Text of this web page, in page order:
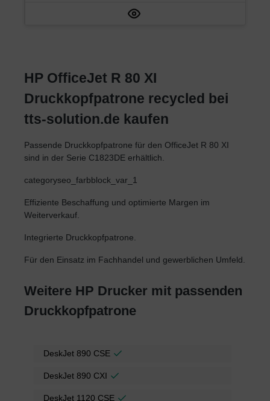
HP OfficeJet R 80 XI
Druckkopfpatrone recycled bei
tts-solution.de kaufen
Passende Druckkopfpatrone für den OfficeJet R 80 XI
sind in der Serie C1823DE erhältlich.
categoryseo_farbblock_var_1
Effiziente Beschaffung und optimierte Margen im
Weiterverkauf.
Integrierte Druckkopfpatrone.
Für den Einsatz im Fachhandel und gewerblichen Umfeld.
Weitere HP Drucker mit passenden
Druckkopfpatrone
DeskJet 890 CSE
DeskJet 890 CXI
DeskJet 1120 CSE